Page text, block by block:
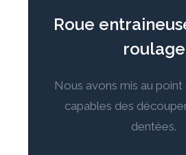
Roue
roulage
Nous avons mis au
capables des
dentées.